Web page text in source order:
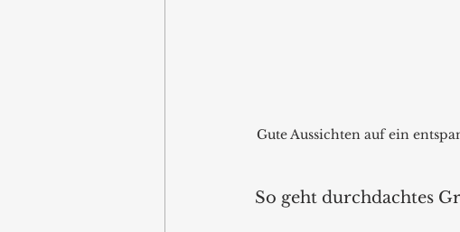
Gute Aussichten auf ein
So geht durchdachtes